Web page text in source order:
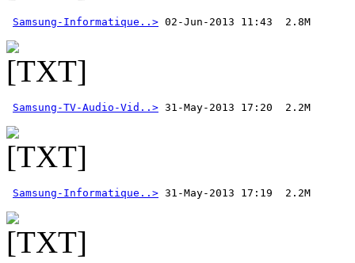
Samsung-Informatique..> 02-Jun-2013 11:43  2.8M
Samsung-TV-Audio-Vid..>
Samsung-Informatique..>